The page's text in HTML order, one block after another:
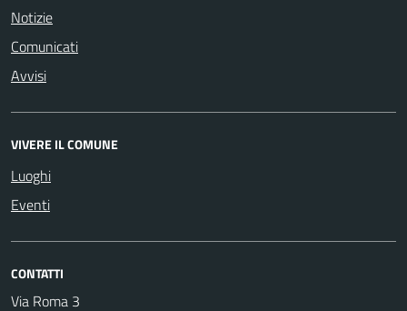
Notizie
Comunicati
Avvisi
VIVERE IL COMUNE
Luoghi
Eventi
CONTATTI
Via Roma 3